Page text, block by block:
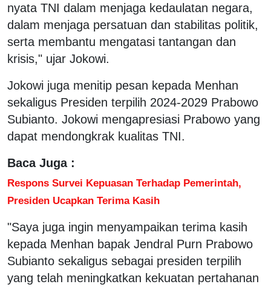
nyata TNI dalam menjaga kedaulatan negara,
dalam menjaga persatuan dan stabilitas politik,
serta membantu mengatasi tantangan dan
krisis," ujar Jokowi.
Jokowi juga menitip pesan kepada Menhan
sekaligus Presiden terpilih 2024-2029 Prabowo
Subianto. Jokowi mengapresiasi Prabowo yang
dapat mendongkrak kualitas TNI.
Baca Juga :
Respons Survei Kepuasan Terhadap Pemerintah,
Presiden Ucapkan Terima Kasih
"Saya juga ingin menyampaikan terima kasih
kepada Menhan bapak Jendral Purn Prabowo
Subianto sekaligus sebagai presiden terpilih
yang telah meningkatkan kekuatan pertahanan